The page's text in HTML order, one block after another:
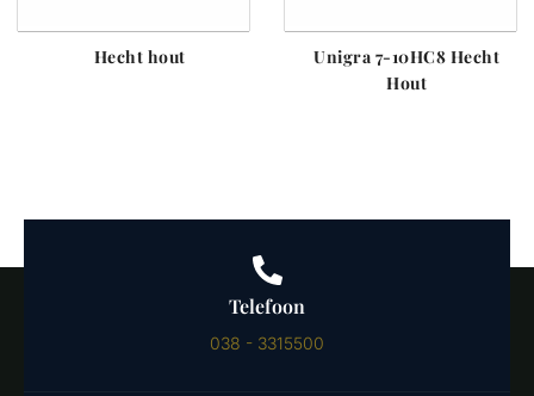
Hecht hout
Unigra 7-10HC8 Hecht
Hout
Telefoon
038 - 3315500